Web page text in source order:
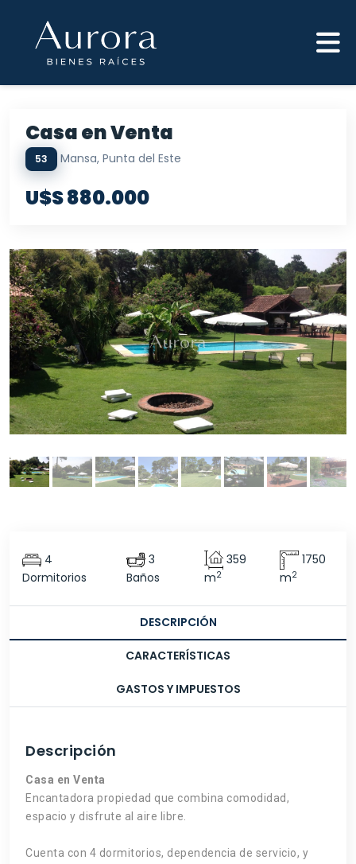
Casa en Venta
53 Mansa, Punta del Este
U$S 880.000
4
Dormitorios
3
Baños
359
m2
1750
m2
DESCRIPCIÓN
CARACTERÍSTICAS
GASTOS Y IMPUESTOS
Descripción
Casa en Venta
Encantadora propiedad que combina comodidad,
espacio y disfrute al aire libre.
Cuenta con 4 dormitorios, dependencia de servicio, y